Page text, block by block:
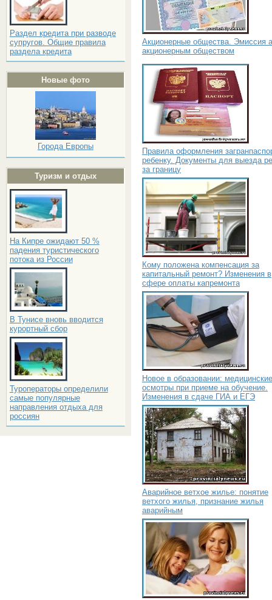
Раздел кредита при разводе
супругов. Общие правила
раздела кредита
Новые фото
Города Европы
Туризм и отдых
На Кипре ожидают 50 %
падения туристического
потока из России
В Тунисе вновь вводится
курортный сбор
Туроператоры определили
самые популярные
направления отдыха для
россиян
Акционерные общества. Эмиссия
акционерным обществом
Правила оформления
ребенку. Документы для выезда
за границу
Кому положена компенсация за
капитальный ремонт? Изменения в
сфере оплаты капремонта
Новое в образовании: медицинские
осмотры при приеме на обучение.
Изменения в сдаче ГИА и ЕГЭ
Аварийное ветхое жилье: понятие
ветхого жилья, признание жилья
аварийным